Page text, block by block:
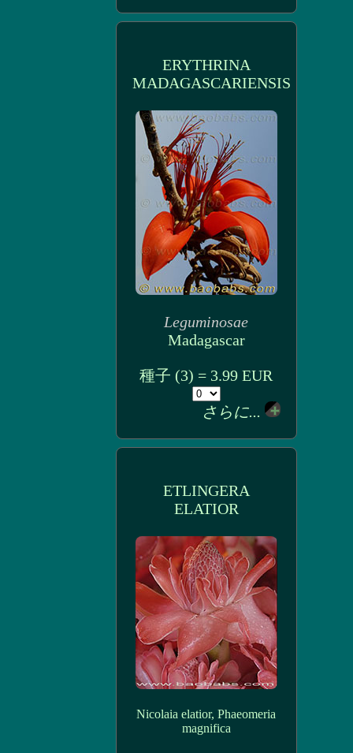
ERYTHRINA
MADAGASCARIENSIS
Leguminosae
Madagascar
種子 (3) = 3.99 EUR
さらに...
ETLINGERA
ELATIOR
Nicolaia elatior, Phaeomeria
magnifica